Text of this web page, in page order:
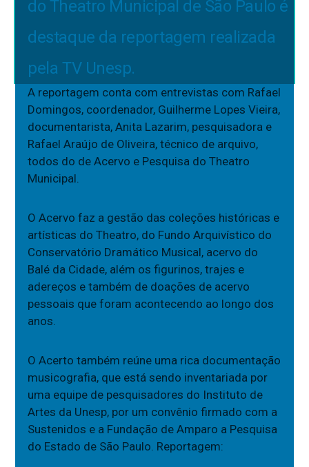
do Theatro Municipal de São Paulo é
destaque da reportagem realizada
pela TV Unesp.
A reportagem conta com entrevistas com Rafael
Domingos, coordenador, Guilherme Lopes Vieira,
documentarista, Anita Lazarim, pesquisadora e
Rafael Araújo de Oliveira, técnico de arquivo,
todos do de Acervo e Pesquisa do Theatro
Municipal.
O Acervo faz a gestão das coleções históricas e
artísticas do Theatro, do Fundo Arquivístico do
Conservatório Dramático Musical, acervo do
Balé da Cidade, além os figurinos, trajes e
adereços e também de doações de acervo
pessoais que foram acontecendo ao longo dos
anos.
O Acerto também reúne uma rica documentação
musicografia, que está sendo inventariada por
uma equipe de pesquisadores do Instituto de
Artes da Unesp, por um convênio firmado com a
Sustenidos e a Fundação de Amparo a Pesquisa
do Estado de São Paulo. Reportagem: